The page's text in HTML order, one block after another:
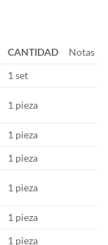
CANTIDAD Notas
1 set
1 pieza
1 pieza
1 pieza
1 pieza
1 pieza
1 pieza